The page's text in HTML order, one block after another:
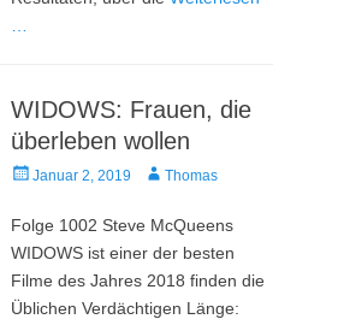
WIDOWS: Frauen, die
überleben wollen
Veröffentlicht
Januar 2, 2019 AutorThomas
Folge 1002 Steve McQueens
WIDOWS ist einer der besten
Filme des Jahres 2018 finden die
Üblichen Verdächtigen Länge: